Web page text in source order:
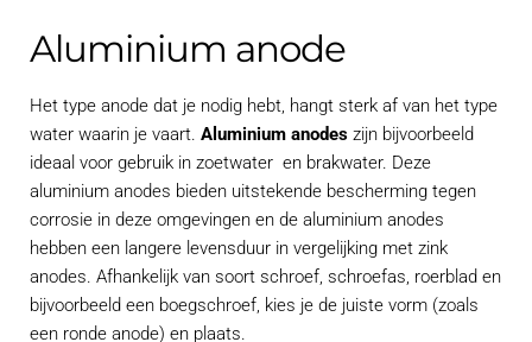
Aluminium anode
Het type anode dat je nodig hebt, hangt sterk af van het type
water waarin je vaart. Aluminium anodeszijn bijvoorbeeld
ideaal voor gebruik in zoetwater en brakwater. Deze
aluminium anodes bieden uitstekende bescherming tegen
corrosie in deze omgevingen en de aluminium anodes
hebben een langere levensduur in vergelijking met zink
anodes. Afhankelijk van soort schroef, schroefas, roerblad en
bijvoorbeeld een boegschroef, kies je de juiste vorm (zoals
een ronde anode) en plaats.